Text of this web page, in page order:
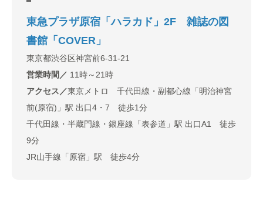
東急プラザ原宿「ハラカド」2F 雑誌の図
書館「COVER」
東京都渋谷区神宮前6-31-21
営業時間／ 11時～21時
アクセス／東京メトロ 千代田線・副都心線「明治神宮
前(原宿)」駅 出口4・7 徒歩1分
千代田線・半蔵門線・銀座線「表参道」駅 出口A1 徒歩
9分
JR山手線「原宿」駅 徒歩4分